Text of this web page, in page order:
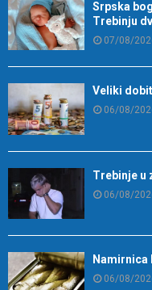
Srpska
Trebinju
07/08/
Veliki
06/08/
Trebinje u
06/08/
Namirnica
06/08/